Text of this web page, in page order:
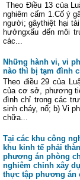
Theo Điều 13 của
nghiêm cấm 1.Cố ý
người; gâythiệt hại
hưởngxấu đến môi
các...
Những hành vi, vi
nào thì bị tạm đình
Theo điều 29 của
của cơ sở, phương
đình chỉ trong các
sinh cháy, nổ; b) Vi
chữa...
Tại các khu công
khu kinh tế phải
phương án phòng
nghiêm chỉnh xây
thực tập phương án